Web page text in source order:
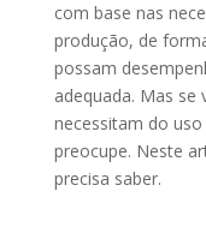
com base nas
produção, de
possam
adequada. Mas se
necessitam do
preocupe. Neste
precisa saber.